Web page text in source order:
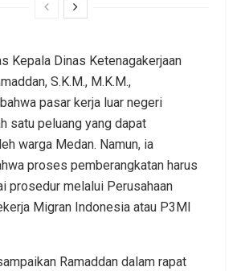
Kepala Dinas Ketenagakerjaan
S.K.M., M.K.M.,
pasar kerja luar negeri
satu peluang yang dapat
warga Medan. Namun, ia
proses pemberangkatan harus
prosedur melalui Perusahaan
Migran Indonesia atau P3MI
Ramaddan dalam rapat